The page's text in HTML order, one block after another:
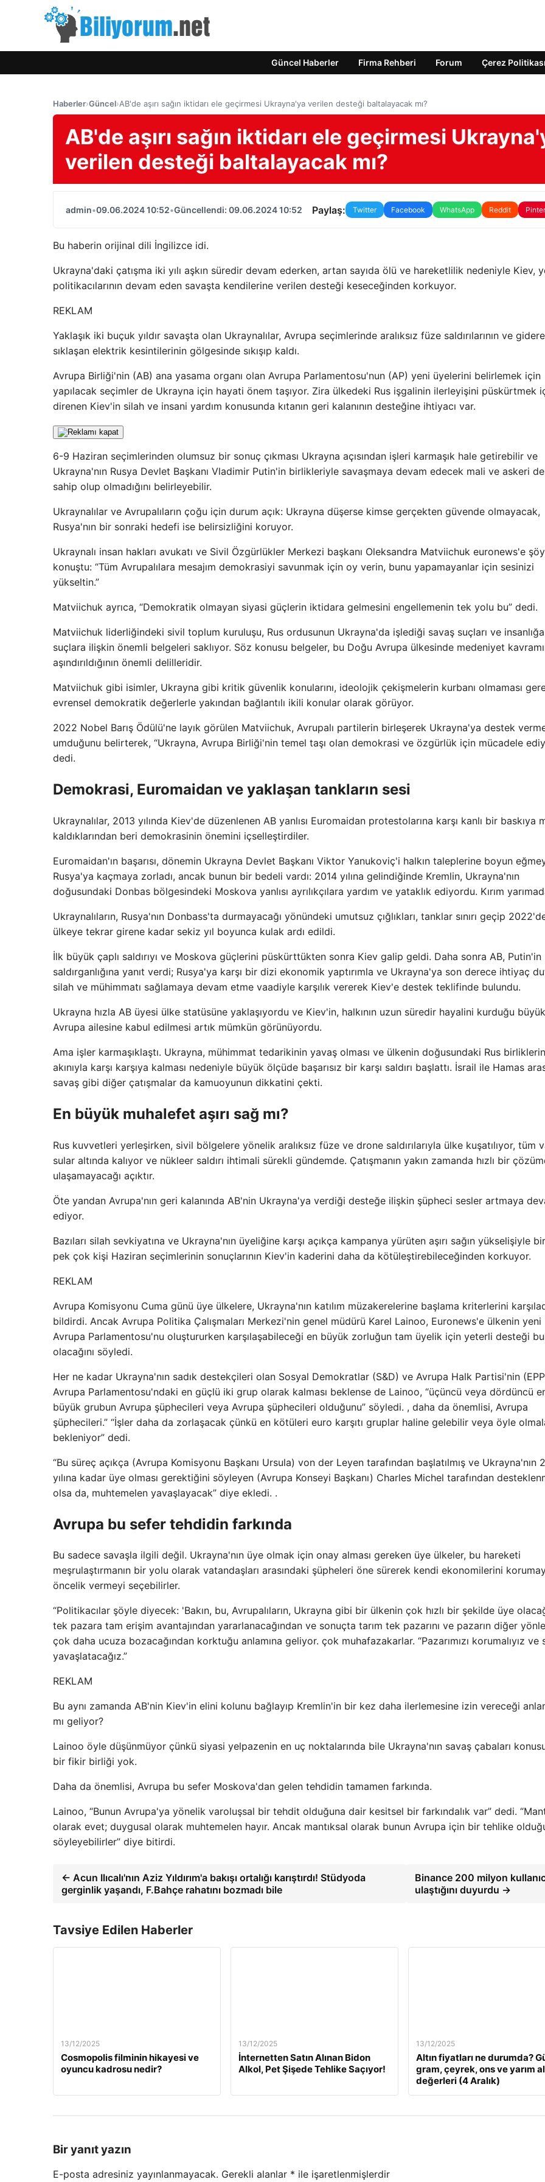
Güncel Haberler Firma Rehberi Forum Çerez Politikası
Haberler›Güncel›AB'de aşırı sağın iktidarı ele geçirmesi Ukrayna'ya verilen desteği baltalayacak mı?
AB'de aşırı sağın iktidarı ele geçirmesi
verilen desteği baltalayacak mı?
admin•09.06.2024 10:52•Güncellendi: 09.06.2024 10:52 Paylaş: Twitter Facebook WhatsApp Reddit
Bu haberin orijinal dili İngilizce idi.
Ukrayna'daki çatışma iki yılı aşkın süredir devam ederken, artan sayıda ölü ve hareketlilik nedeniyle Kiev,
politikacılarının devam eden savaşta kendilerine verilen desteği keseceğinden korkuyor.
REKLAM
Yaklaşık iki buçuk yıldır savaşta olan Ukraynalılar, Avrupa seçimlerinde aralıksız füze saldırılarının ve
sıklaşan elektrik kesintilerinin gölgesinde sıkışıp kaldı.
Avrupa Birliği'nin (AB) ana yasama organı olan Avrupa Parlamentosu'nun (AP) yeni üyelerini belirlemek için
yapılacak seçimler de Ukrayna için hayati önem taşıyor. Zira ülkedeki Rus işgalinin ilerleyişini püskürtmek
direnen Kiev'in silah ve insani yardım konusunda kıtanın geri kalanının desteğine ihtiyacı var.
6-9 Haziran seçimlerinden olumsuz bir sonuç çıkması Ukrayna açısından işleri karmaşık hale getirebilir ve
Ukrayna'nın Rusya Devlet Başkanı Vladimir Putin'in birlikleriyle savaşmaya devam edecek mali ve askeri
sahip olup olmadığını belirleyebilir.
Ukraynalılar ve Avrupalıların çoğu için durum açık: Ukrayna düşerse kimse gerçekten güvende olmayacak,
Rusya'nın bir sonraki hedefi ise belirsizliğini koruyor.
Ukraynalı insan hakları avukatı ve Sivil Özgürlükler Merkezi başkanı Oleksandra Matviichuk euronews'e
konuştu: “Tüm Avrupalılara mesajım demokrasiyi savunmak için oy verin, bunu yapamayanlar için sesinizi
yükseltin.”
Matviichuk ayrıca, “Demokratik olmayan siyasi güçlerin iktidara gelmesini engellemenin tek yolu bu” dedi.
Matviichuk liderliğindeki sivil toplum kuruluşu, Rus ordusunun Ukrayna'da işlediği savaş suçları ve insanlığa
suçlara ilişkin önemli belgeleri saklıyor. Söz konusu belgeler, bu Doğu Avrupa ülkesinde medeniyet
aşındırıldığının önemli delilleridir.
Matviichuk gibi isimler, Ukrayna gibi kritik güvenlik konularını, ideolojik çekişmelerin kurbanı olmaması
evrensel demokratik değerlerle yakından bağlantılı ikili konular olarak görüyor.
2022 Nobel Barış Ödülü'ne layık görülen Matviichuk, Avrupalı ​​partilerin birleşerek Ukrayna'ya destek
umduğunu belirterek, “Ukrayna, Avrupa Birliği'nin temel taşı olan demokrasi ve özgürlük için mücadele
dedi.
Demokrasi, Euromaidan ve yaklaşan tankların sesi
Ukraynalılar, 2013 yılında Kiev'de düzenlenen AB yanlısı Euromaidan protestolarına karşı kanlı bir baskıya
kaldıklarından beri demokrasinin önemini içselleştirdiler.
Euromaidan'ın başarısı, dönemin Ukrayna Devlet Başkanı Viktor Yanukoviç'i halkın taleplerine boyun
Rusya'ya kaçmaya zorladı, ancak bunun bir bedeli vardı: 2014 yılına gelindiğinde Kremlin, Ukrayna'nın
doğusundaki Donbas bölgesindeki Moskova yanlısı ayrılıkçılara yardım ve yataklık ediyordu. Kırım
Ukraynalıların, Rusya'nın Donbass'ta durmayacağı yönündeki umutsuz çığlıkları, tanklar sınırı geçip
ülkeye tekrar girene kadar sekiz yıl boyunca kulak ardı edildi.
İlk büyük çaplı saldırıyı ve Moskova güçlerini püskürttükten sonra Kiev galip geldi. Daha sonra AB, Putin'in
saldırganlığına yanıt verdi; Rusya'ya karşı bir dizi ekonomik yaptırımla ve Ukrayna'ya son derece ihtiyaç
silah ve mühimmatı sağlamaya devam etme vaadiyle karşılık vererek Kiev'e destek teklifinde bulundu.
Ukrayna hızla AB üyesi ülke statüsüne yaklaşıyordu ve Kiev'in, halkının uzun süredir hayalini kurduğu büyük
Avrupa ailesine kabul edilmesi artık mümkün görünüyordu.
Ama işler karmaşıklaştı. Ukrayna, mühimmat tedarikinin yavaş olması ve ülkenin doğusundaki Rus
akınıyla karşı karşıya kalması nedeniyle büyük ölçüde başarısız bir karşı saldırı başlattı. İsrail ile Hamas
savaş gibi diğer çatışmalar da kamuoyunun dikkatini çekti.
En büyük muhalefet aşırı sağ mı?
Rus kuvvetleri yerleşirken, sivil bölgelere yönelik aralıksız füze ve drone saldırılarıyla ülke kuşatılıyor, tüm
sular altında kalıyor ve nükleer saldırı ihtimali sürekli gündemde. Çatışmanın yakın zamanda hızlı bir
ulaşamayacağı açıktır.
Öte yandan Avrupa'nın geri kalanında AB'nin Ukrayna'ya verdiği desteğe ilişkin şüpheci sesler artmaya
ediyor.
Bazıları silah sevkiyatına ve Ukrayna'nın üyeliğine karşı açıkça kampanya yürüten aşırı sağın yükselişiyle
pek çok kişi Haziran seçimlerinin sonuçlarının Kiev'in kaderini daha da kötüleştirebileceğinden korkuyor.
REKLAM
Avrupa Komisyonu Cuma günü üye ülkelere, Ukrayna'nın katılım müzakerelerine başlama kriterlerini
bildirdi. Ancak Avrupa Politika Çalışmaları Merkezi'nin genel müdürü Karel Lainoo, Euronews'e ülkenin yeni
Avrupa Parlamentosu'nu oluştururken karşılaşabileceği en büyük zorluğun tam üyelik için yeterli desteği
olacağını söyledi.
Her ne kadar Ukrayna'nın sadık destekçileri olan Sosyal Demokratlar (S&D) ve Avrupa Halk Partisi'nin
Avrupa Parlamentosu'ndaki en güçlü iki grup olarak kalması beklense de Lainoo, “üçüncü veya dördüncü
büyük grubun Avrupa şüphecileri veya Avrupa şüphecileri olduğunu” söyledi. , daha da önemlisi, Avrupa
şüphecileri.” “İşler daha da zorlaşacak çünkü en kötüleri euro karşıtı gruplar haline gelebilir veya öyle
bekleniyor” dedi.
“Bu süreç açıkça (Avrupa Komisyonu Başkanı Ursula) von der Leyen tarafından başlatılmış ve Ukrayna'nın
yılına kadar üye olması gerektiğini söyleyen (Avrupa Konseyi Başkanı) Charles Michel tarafından
olsa da, muhtemelen yavaşlayacak” diye ekledi. .
Avrupa bu sefer tehdidin farkında
Bu sadece savaşla ilgili değil. Ukrayna'nın üye olmak için onay alması gereken üye ülkeler, bu hareketi
meşrulaştırmanın bir yolu olarak vatandaşları arasındaki şüpheleri öne sürerek kendi ekonomilerini
öncelik vermeyi seçebilirler.
“Politikacılar şöyle diyecek: 'Bakın, bu, Avrupalıların, Ukrayna gibi bir ülkenin çok hızlı bir şekilde üye
tek pazara tam erişim avantajından yararlanacağından ve sonuçta tarım tek pazarını ve pazarın diğer
çok daha ucuza bozacağından korktuğu anlamına geliyor. çok muhafazakarlar. “Pazarımızı korumalıyız ve
yavaşlatacağız.”
REKLAM
Bu aynı zamanda AB'nin Kiev'in elini kolunu bağlayıp Kremlin'in bir kez daha ilerlemesine izin vereceği
mı geliyor?
Lainoo öyle düşünmüyor çünkü siyasi yelpazenin en uç noktalarında bile Ukrayna'nın savaş çabaları
bir fikir birliği yok.
Daha da önemlisi, Avrupa bu sefer Moskova'dan gelen tehdidin tamamen farkında.
Lainoo, “Bunun Avrupa'ya yönelik varoluşsal bir tehdit olduğuna dair kesitsel bir farkındalık var” dedi.
olarak evet; duygusal olarak muhtemelen hayır. Ancak mantıksal olarak bunun Avrupa için bir tehlike
söyleyebilirler” diye bitirdi.
← Acun Ilıcalı'nın Aziz Yıldırım'a bakışı ortalığı karıştırdı! Stüdyoda
gerginlik yaşandı, F.Bahçe rahatını bozmadı bile
Binance 200 milyon
ulaştığını duyurdu →
Tavsiye Edilen Haberler
13/12/2025
Cosmopolis filminin hikayesi ve
oyuncu kadrosu nedir?
13/12/2025
İnternetten Satın Alınan Bidon
Alkol, Pet Şişede Tehlike Saçıyor!
13/12/2025
Altın fiyatları ne durumda?
gram, çeyrek, ons ve yarım
değerleri (4 Aralık)
Bir yanıt yazın
E-posta adresiniz yayınlanmayacak. Gerekli alanlar * ile işaretlenmişlerdir